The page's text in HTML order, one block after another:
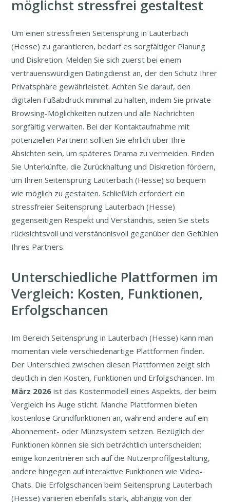
möglichst stressfrei gestaltest
Um einen stressfreien Seitensprung in Lauterbach
(Hesse) zu garantieren, bedarf es sorgfältiger Planung
und Diskretion. Melden Sie sich zuerst bei einem
vertrauenswürdigen Datingdienst an, der den Schutz Ihrer
Privatsphäre gewährleistet. Achten Sie darauf, den
digitalen Fußabdruck minimal zu halten, indem Sie private
Browsing-Möglichkeiten nutzen und alle Nachrichten
sorgfältig verwalten. Bei der Kontaktaufnahme mit
potenziellen Partnern sollten Sie ehrlich über Ihre
Absichten sein, um späteres Drama zu vermeiden. Finden
Sie Unterkünfte, die Zurückhaltung und Diskretion fördern,
um Ihren Seitensprung Lauterbach (Hesse) so bequem
wie möglich zu gestalten. Schließlich erfordert ein
stressfreier Seitensprung Lauterbach (Hesse)
gegenseitigen Respekt und Verständnis, seien Sie stets
rücksichtsvoll und verständnisvoll gegenüber den Gefühlen
Ihres Partners.
Unterschiedliche Plattformen im
Vergleich: Kosten, Funktionen,
Erfolgschancen
Im Bereich Seitensprung in Lauterbach (Hesse) kann man
momentan viele verschiedenartige Plattformen finden.
Der Unterschied zwischen diesen Plattformen zeigt sich
deutlich in den Kosten, Funktionen und Erfolgschancen. Im
März 2026 ist das Kostenmodell eines Aspekts, der beim
Vergleich ins Auge sticht. Manche Plattformen bieten
kostenlose Grundfunktionen an, während andere auf ein
Abonnement- oder Münzsystem setzen. Bezüglich der
Funktionen können sie sich beträchtlich unterscheiden:
einige konzentrieren sich auf die Nutzerprofilgestaltung,
andere hingegen auf interaktive Funktionen wie Video-
Chats. Die Erfolgschancen beim Seitensprung Lauterbach
(Hesse) variieren ebenfalls stark, abhängig von der